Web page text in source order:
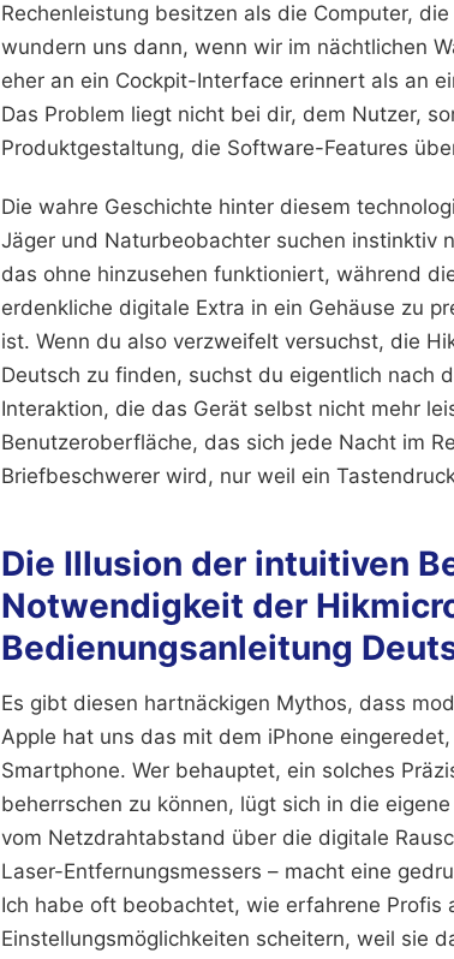
Rechenleistung besitzen als die Computer,
wundern uns dann, wenn wir im nächtlichen
eher an ein Cockpit-Interface erinnert als an
Das Problem liegt nicht bei dir, dem Nutzer,
Produktgestaltung, die Software-Features
Die wahre Geschichte hinter diesem
Jäger und Naturbeobachter suchen instinktiv
das ohne hinzusehen funktioniert, während
erdenkliche digitale Extra in ein Gehäuse zu
ist. Wenn du also verzweifelt versuchst, die
Deutsch zu finden, suchst du eigentlich nach
Interaktion, die das Gerät selbst nicht mehr
Benutzeroberfläche, das sich jede Nacht im
Briefbeschwerer wird, nur weil ein
Die Illusion der intuitiven
Notwendigkeit der
Bedienungsanleitung
Es gibt diesen hartnäckigen Mythos, dass
Apple hat uns das mit dem iPhone
Smartphone. Wer behauptet, ein solches
beherrschen zu können, lügt sich in die
vom Netzdrahtabstand über die digitale
Laser-Entfernungsmessers – macht eine
Ich habe oft beobachtet, wie erfahrene Profis
Einstellungsmöglichkeiten scheitern, weil sie